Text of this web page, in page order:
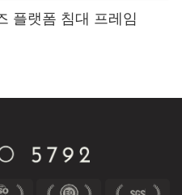
플랫폼 침대 프레임